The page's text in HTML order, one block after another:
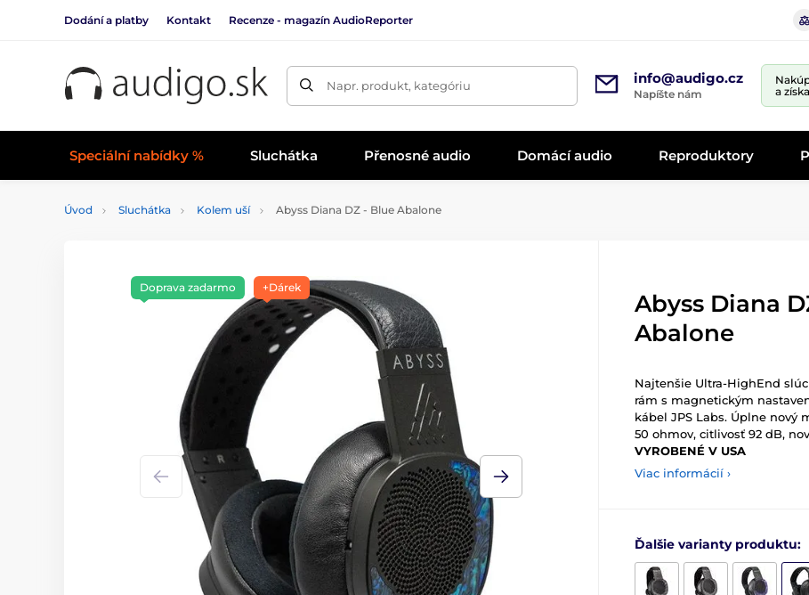
Dodání a platby Kontakt Recenze - magazín AudioReporter
Napr. produkt, kategóriu info@audigo.cz
Napíšte nám
a
Speciální nabídky % Sluchátka Přenosné audio Domácí audio Reproduktory
Úvod Sluchátka Kolem uší Abyss Diana DZ - Blue Abalone
Doprava zadarmo +Dárek
Abyss Diana
Abalone
Najtenšie Ultra-HighEnd
rám s magnetickým
kábel JPS Labs. Úplne
50 ohmov, citlivosť 92 dB,
VYROBENÉ V USA
Viac informácií ›
Ďalšie varianty produktu: